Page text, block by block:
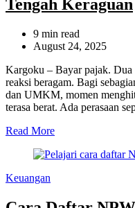
Tengah Keraguan
Estimated
read
9 min read
August 24, 2025
Kargoku – Bayar pajak.
reaksi beragam. Bagi
dan UMKM, momen
terasa berat. Ada perasaan
Read More
Categories
Keuangan